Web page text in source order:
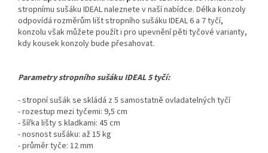
stropnímu sušáku IDEAL naleznete v naší nabídce. Délka konzoly
odpovídá rozměrům lišt stropního sušáku IDEAL 6 a 7 tyčí,
konzolu však můžete použít i pro upevnění pěti tyčové varianty,
kdy kousek konzoly bude přesahovat.
Parametry stropního sušáku IDEAL 5 tyčí:
- stropní sušák se skládá z 5 samostatně ovladatelných tyčí
- rozestup mezi tyčemi: 9,5 cm
- šířka lišty s kladkami: 45 cm
- nosnost sušáku: až 15 kg
- průměr tyče: 12 mm